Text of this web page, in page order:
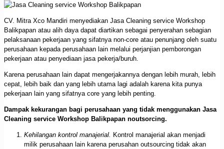
CV. Mitra Xco Mandiri menyediakan Jasa Cleaning service Workshop
Balikpapan atau alih daya dapat diartikan sebagai penyerahan sebagian
pelaksanaan pekerjaan yang sifatnya non-core atau penunjang oleh suatu
perusahaan kepada perusahaan lain melalui perjanjian pemborongan
pekerjaan atau penyediaan jasa pekerja/buruh.
Karena perusahaan lain dapat mengerjakannya dengan lebih murah, lebih
cepat, lebih baik dan yang lebih utama lagi adalah karena kita punya
pekerjaan lain yang sifatnya core yang lebih penting.
Dampak kekurangan bagi perusahaan yang tidak menggunakan Jasa
Cleaning service Workshop Balikpapan noutsorcing.
Kehilangan kontrol manajerial. Kontrol manajerial akan menjadi
milik perusahaan lain karena perusahan outsourcing tidak akan